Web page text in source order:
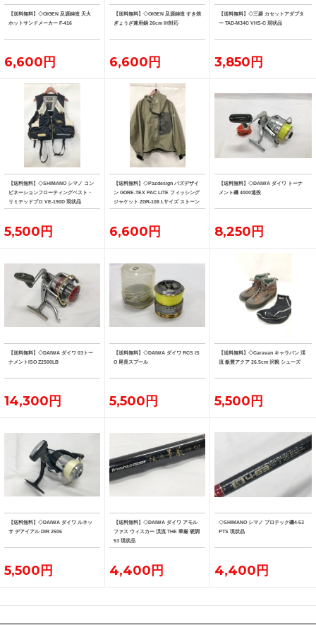
【送料無料】◇OIGEN 及源鋳造 天火
ホットサンドメーカー F-416
6,600円
【送料無料】◇OIGEN 及源鋳造 すき焼
ぎょうざ兼用鍋 26cm IH対応
6,600円
【送料無料】◇三菱 カセットアダプタ
ー TAD-M34C VHS-C 現状品
3,850円
【送料無料】◇SHIMANO シマノ コン
ビネーションフローティングベスト・
リミテッドプロ VE-190D 現状品
5,500円
【送料無料】◇Pazdesign パズデザイ
ン GORE-TEX PAC LITE フィッシング
ジャケット ZGR-108 Lサイズ ストーン
系カラー
6,600円
【送料無料】◇DAIWA ダイワ トーナ
メント磯 4000遠投
8,250円
【送料無料】◇DAIWA ダイワ 03トー
ナメントISO Z2500LB
14,300円
【送料無料】◇DAIWA ダイワ RCS IS
O 尾長スプール
5,500円
【送料無料】◇Caravan キャラバン 渓
流 飯豊アクア 26.5cm 沢靴 シューズ
5,500円
【送料無料】◇DAIWA ダイワ ルネッ
サ デアイアル DIR 2506
5,500円
【送料無料】◇DAIWA ダイワ アモル
ファス ウィスカー 渓流 THE 華厳 硬調
53 現状品
4,400円
◇SHIMANO シマノ プロテック磯4-53
PTS 現状品
4,400円